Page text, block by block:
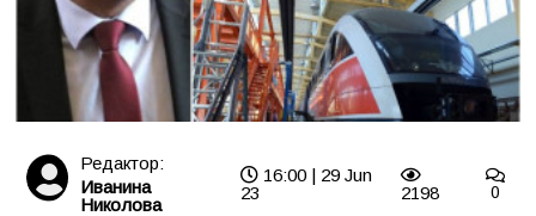
Редактор:
Иванина
Николова
16:00 | 29 Jun
23
2198 0